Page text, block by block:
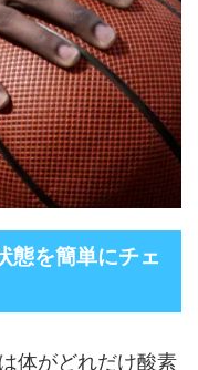
態を簡単にチェ
体がどれだけ酸素